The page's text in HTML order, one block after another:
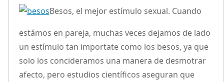
Besos, el mejor estímulo sexual. Cuando
estámos en pareja, muchas veces dejamos de lado
un estímulo tan importate como los besos, ya que
solo los concideramos una manera de desmotrar
afecto, pero estudios científicos aseguran que